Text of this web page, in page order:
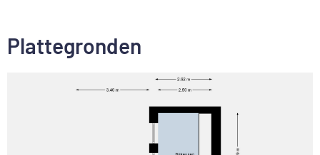
Plattegronden